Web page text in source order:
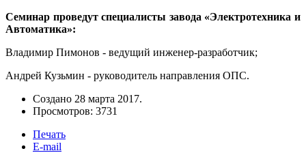
Семинар проведут специалисты завода «Электротехника и
Автоматика»:
Владимир Пимонов - ведущий инженер-разработчик;
Андрей Кузьмин - руководитель направления ОПС.
Создано 28 марта 2017.
Просмотров: 3731
Печать
E-mail